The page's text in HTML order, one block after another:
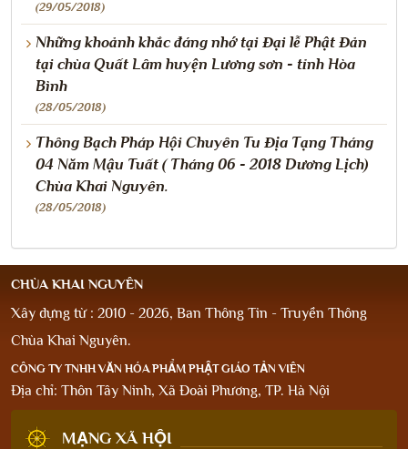
(29/05/2018)
Những khoảnh khắc đáng nhớ tại Đại lễ Phật Đản
tại chùa Quất Lâm huyện Lương sơn - tỉnh Hòa
Bình
(28/05/2018)
Thông Bạch Pháp Hội Chuyên Tu Địa Tạng Tháng
04 Năm Mậu Tuất ( Tháng 06 - 2018 Dương Lịch)
Chùa Khai Nguyên.
(28/05/2018)
CHÙA KHAI NGUYÊN
Xây dựng từ : 2010 - 2026, Ban Thông Tin - Truyền Thông
Chùa Khai Nguyên.
CÔNG TY TNHH VĂN HÓA PHẨM PHẬT GIÁO TẢN VIÊN
Địa chỉ: Thôn Tây Ninh, Xã Đoài Phương, TP. Hà Nội
MẠNG XÃ HỘI